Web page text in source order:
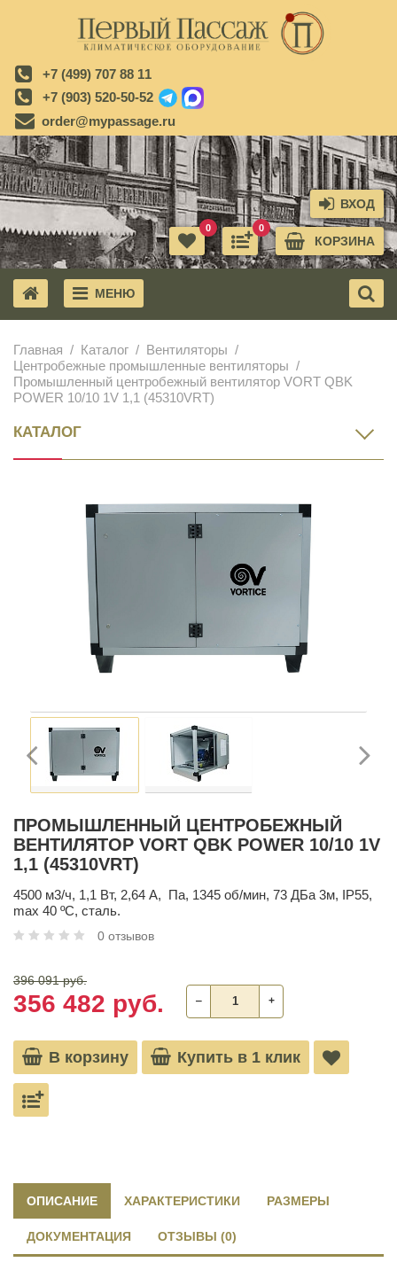
+7 (499) 707 88 11
+7 (903) 520-50-52
order@mypassage.ru
ВХОД
КОРЗИНА
0
0
МЕНЮ
Главная Каталог
Вентиляторы
Центробежные промышленные вентиляторы
Промышленный центробежный вентилятор VORT QBK
POWER 10/10 1V 1,1 (45310VRT)
КАТАЛОГ
ПРОМЫШЛЕННЫЙ ЦЕНТРОБЕЖНЫЙ
ВЕНТИЛЯТОР VORT QBK POWER 10/10 1V
1,1 (45310VRT)
4500 м3/ч, 1,1 Вт, 2,64 А, Па, 1345 об/мин, 73 ДБа 3м, IP55,
max 40 ºС, сталь.
0 отзывов
396 091 руб.
356 482 руб. ‒ +
В корзину Купить в 1 клик
ОПИСАНИЕ ХАРАКТЕРИСТИКИ РАЗМЕРЫ
ДОКУМЕНТАЦИЯ ОТЗЫВЫ (0)